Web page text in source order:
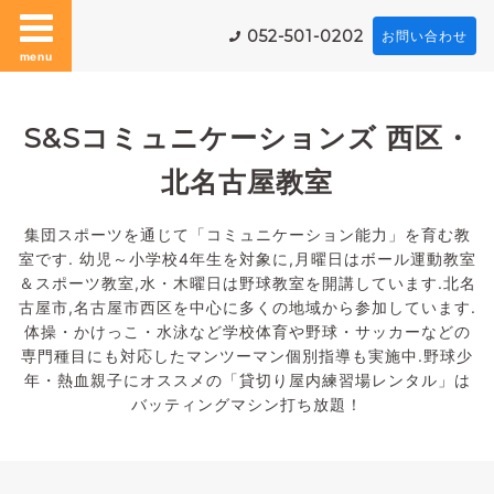
menu
052-501-0202 お問い合わせ
S&Sコミュニケーションズ 西区・
北名古屋教室
集団スポーツを通じて「コミュニケーション能力」を育む教
室です. 幼児～小学校4年生を対象に,月曜日はボール運動教室
＆スポーツ教室,水・木曜日は野球教室を開講しています.北名
古屋市,名古屋市西区を中心に多くの地域から参加しています.
体操・かけっこ・水泳など学校体育や野球・サッカーなどの
専門種目にも対応したマンツーマン個別指導も実施中.野球少
年・熱血親子にオススメの「貸切り屋内練習場レンタル」は
バッティングマシン打ち放題！